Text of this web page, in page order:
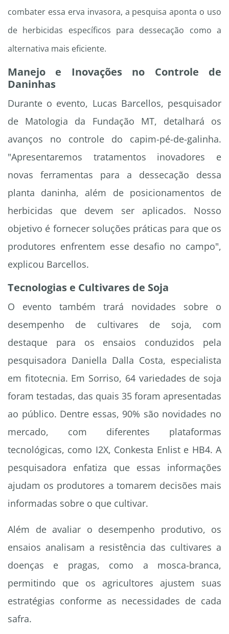
combater essa erva invasora, a pesquisa aponta o uso
de herbicidas específicos para dessecação como a
alternativa mais eficiente.
Manejo e Inovações no Controle de
Daninhas
Durante o evento, Lucas Barcellos, pesquisador
de Matologia da Fundação MT, detalhará os
avanços no controle do capim-pé-de-galinha.
"Apresentaremos tratamentos inovadores e
novas ferramentas para a dessecação dessa
planta daninha, além de posicionamentos de
herbicidas que devem ser aplicados. Nosso
objetivo é fornecer soluções práticas para que os
produtores enfrentem esse desafio no campo",
explicou Barcellos.
Tecnologias e Cultivares de Soja
O evento também trará novidades sobre o
desempenho de cultivares de soja, com
destaque para os ensaios conduzidos pela
pesquisadora Daniella Dalla Costa, especialista
em fitotecnia. Em Sorriso, 64 variedades de soja
foram testadas, das quais 35 foram apresentadas
ao público. Dentre essas, 90% são novidades no
mercado, com diferentes plataformas
tecnológicas, como I2X, Conkesta Enlist e HB4. A
pesquisadora enfatiza que essas informações
ajudam os produtores a tomarem decisões mais
informadas sobre o que cultivar.
Além de avaliar o desempenho produtivo, os
ensaios analisam a resistência das cultivares a
doenças e pragas, como a mosca-branca,
permitindo que os agricultores ajustem suas
estratégias conforme as necessidades de cada
safra.